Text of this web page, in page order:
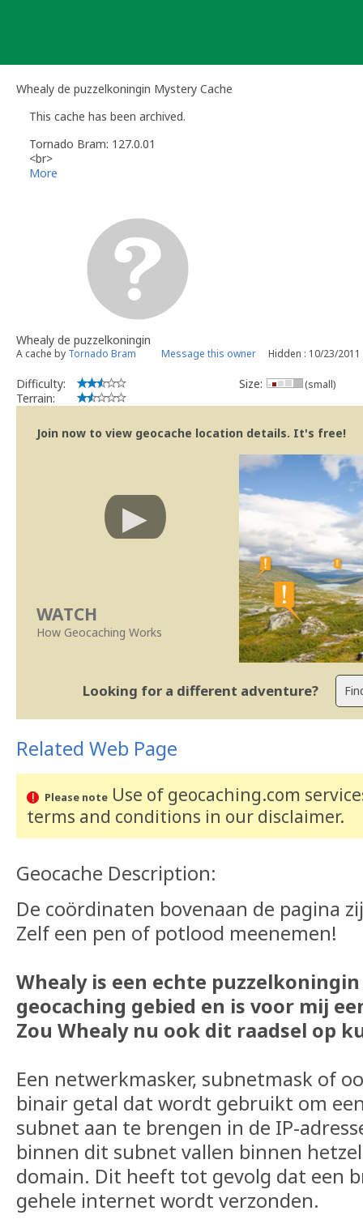
Whealy de puzzelkoningin Mystery Cache
This cache has been archived.
Tornado Bram: 127.0.01
<br>
<font color="red">Ook ik maak gebruik van peperdure
More
Whealy de puzzelkoningin
A cache by Tornado Bram Message this owner Hidden : 10/23/2011
Difficulty:
Terrain:
Size: (small)
Join now to view geocache location details. It's free!
WATCH
How Geocaching Works
Looking for a different adventure?
Related Web Page
Please noteUse of geocaching.com
terms and conditions in our disclaimer.
Geocache Description:
De coördinaten bovenaan de pagina
Zelf een pen of potlood meenemen!
Whealy is een echte
geocaching gebied en is voor mij
Zou Whealy nu ook dit raadsel op
Een netwerkmasker, subnetmask of
binair getal dat wordt gebruikt om
subnet aan te brengen in de IP-
binnen dit subnet vallen binnen
domain. Dit heeft tot gevolg dat een
gehele internet wordt verzonden.